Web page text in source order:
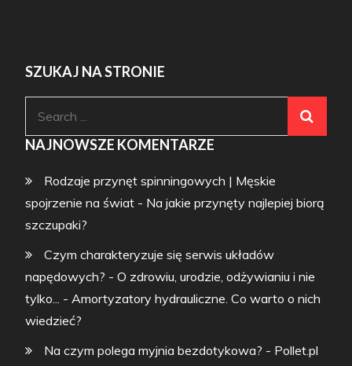
SZUKAJ NA STRONIE
NAJNOWSZE KOMENTARZE
Rodzaje przynęt spinningowych | Męskie
spojrzenie na świat - Na jakie przynęty najlepiej biorą
szczupaki?
Czym charakteryzuje się serwis układów
napędowych? - O zdrowiu, urodzie, odżywianiu i nie
tylko...
- Amortyzatory hydrauliczne. Co warto o nich
wiedzieć?
Na czym polega myjnia bezdotykowa? - Pollet.pl